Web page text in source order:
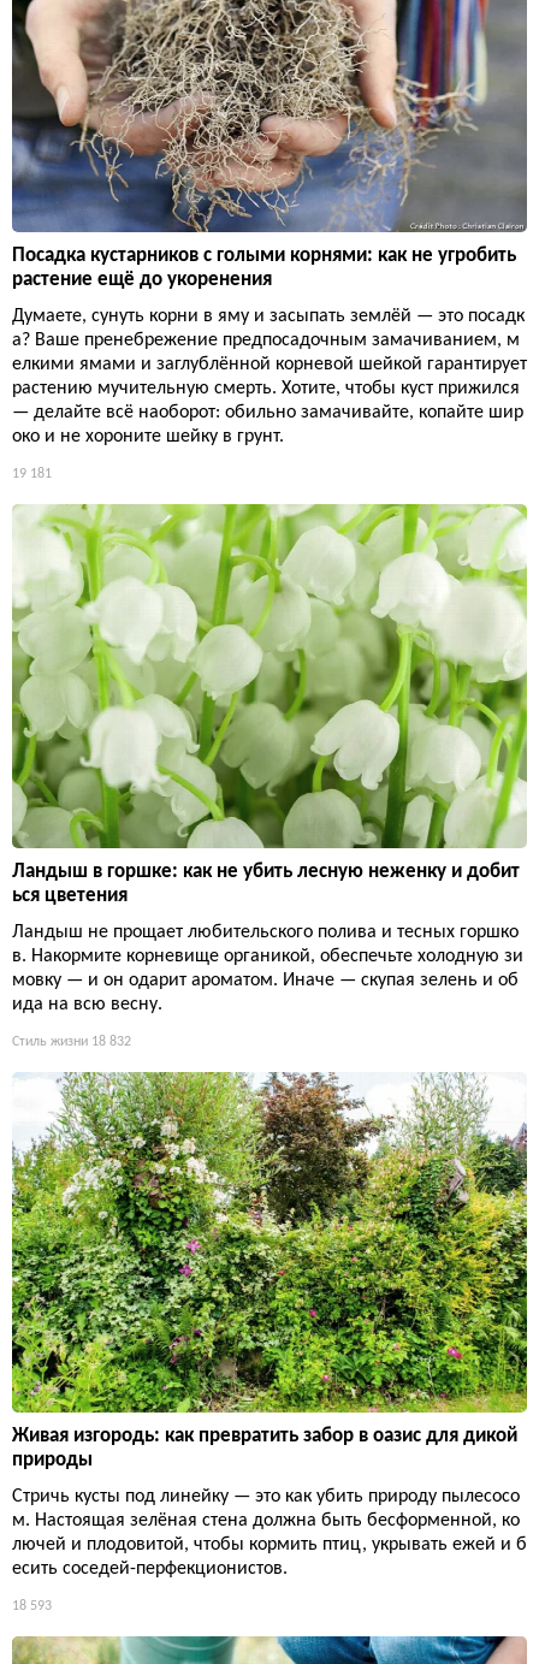
Посадка кустарников с голыми корнями: как не угробить
растение ещё до укоренения
Думаете, сунуть корни в яму и засыпать землёй — это посадк
а? Ваше пренебрежение предпосадочным замачиванием, м
елкими ямами и заглублённой корневой шейкой гарантирует
растению мучительную смерть. Хотите, чтобы куст прижился
— делайте всё наоборот: обильно замачивайте, копайте шир
око и не хороните шейку в грунт.
19 181
Ландыш в горшке: как не убить лесную неженку и добит
ься цветения
Ландыш не прощает любительского полива и тесных горшко
в. Накормите корневище органикой, обеспечьте холодную зи
мовку — и он одарит ароматом. Иначе — скупая зелень и об
ида на всю весну.
Стиль жизни 18 832
Живая изгородь: как превратить забор в оазис для дикой
природы
Стричь кусты под линейку — это как убить природу пылесосо
м. Настоящая зелёная стена должна быть бесформенной, ко
лючей и плодовитой, чтобы кормить птиц, укрывать ежей и б
есить соседей-перфекционистов.
18 593